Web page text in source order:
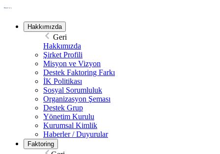
Hakkımızda
Geri
Hakkımızda
Şirket Profili
Misyon ve Vizyon
Destek Faktoring Farkı
İK Politikası
Sosyal Sorumluluk
Organizasyon Şeması
Destek Grup
Yönetim Kurulu
Kurumsal Kimlik
Haberler / Duyurular
Faktoring